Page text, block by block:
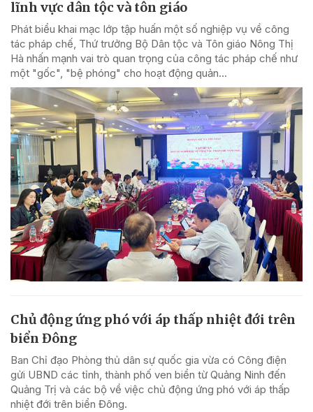
lĩnh vực dân tộc và tôn giáo
Phát biểu khai mạc lớp tập huấn một số nghiệp vụ về công
tác pháp chế, Thứ trưởng Bộ Dân tộc và Tôn giáo Nông Thị
Hà nhấn mạnh vai trò quan trọng của công tác pháp chế như
một "gốc", "bệ phóng" cho hoạt động quản...
Chủ động ứng phó với áp thấp nhiệt đới trên
biển Đông
Ban Chỉ đạo Phòng thủ dân sự quốc gia vừa có Công điện
gửi UBND các tỉnh, thành phố ven biển từ Quảng Ninh đến
Quảng Trị và các bộ về việc chủ động ứng phó với áp thấp
nhiệt đới trên biển Đông.